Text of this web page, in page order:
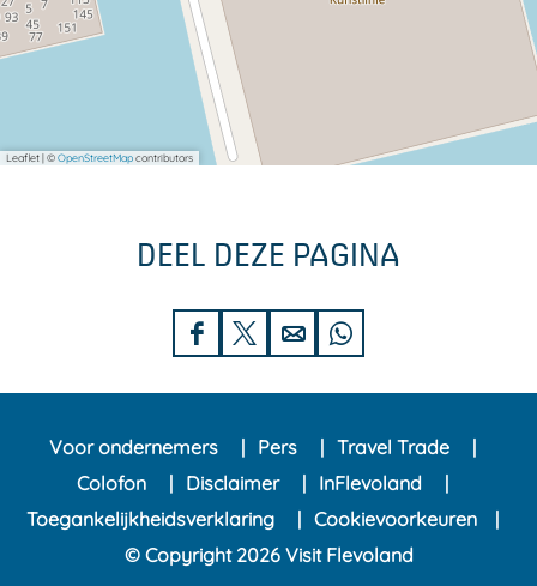
Leaflet|©OpenStreetMapcontributors
DEEL DEZE PAGINA
D
l
d
e
z
D
l
d
e
z
D
l
e
z
D
l
d
e
z
Voor ondernemers Pers
Travel Trade
Colofon
Disclaimer
InFlevoland
Toegankelijkheidsverklaring
Cookievoorkeuren
© Copyright 2026 Visit Flevoland